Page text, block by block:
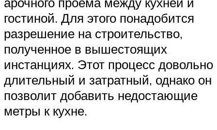
гостиной. Для этого понадобится
разрешение на строительство,
полученное в вышестоящих
инстанциях. Этот процесс довольно
длительный и затратный, однако он
позволит добавить недостающие
метры к кухне.